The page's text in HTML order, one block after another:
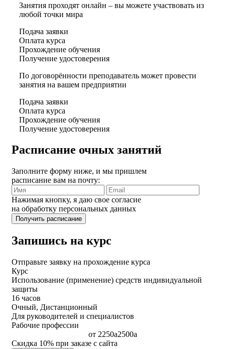
Занятия проходят онлайн – вы можете участвовать из
любой точки мира
Подача заявки
Оплата курса
Прохождение обучения
Получение удостоверения
По договорённости преподаватель может провести
занятия на вашем предприятии
Подача заявки
Оплата курса
Прохождение обучения
Получение удостоверения
Расписание очных занятий
Заполните форму ниже, и мы пришлем
расписание вам на почту:
Нажимая кнопку, я даю свое согласие
на обработку персональных данных
Запишись на курс
Отправьте заявку на прохождение курса
Курс
Использование (применение) средств индивидуальной
защиты
16 часов
Очный, Дистанционный
Для руководителей и специалистов
Рабочие профессии
от2250a2500a
Скидка 10% при заказе с сайта